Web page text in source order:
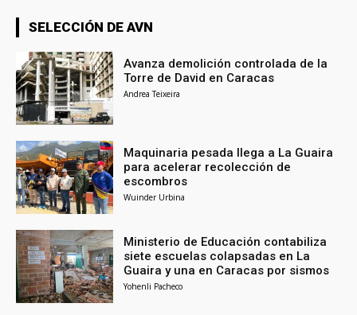
SELECCIÓN DE AVN
Avanza demolición controlada de la
Torre de David en Caracas
Andrea Teixeira
Maquinaria pesada llega a La Guaira
para acelerar recolección de
escombros
Wuinder Urbina
Ministerio de Educación contabiliza
siete escuelas colapsadas en La
Guaira y una en Caracas por sismos
Yohenli Pacheco